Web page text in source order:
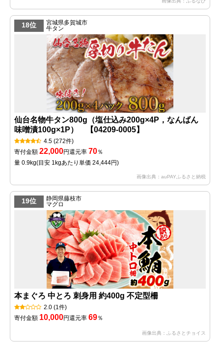
18位
宮城県多賀城市
牛タン
仙台名物牛タン800g（塩仕込み200g×4P，なんばん
味噌漬100g×1P） 【04209-0005】
4.5 (272件)
寄付金額 22,000円還元率 70％
量 0.9kg(目安 1kgあたり単価 24,444円)
画像出典：auPAYふるさと納税
19位
静岡県藤枝市
マグロ
本まぐろ 中とろ 刺身用 約400g 不定型柵
2.0 (1件)
寄付金額 10,000円還元率 69％
画像出典：ふるさとチョイス